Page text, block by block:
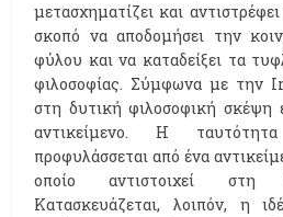
μετασχηματίζει και
σκοπό να αποδομήσει την
φύλου και να καταδείξει τα
φιλοσοφίας. Σύμφωνα με την
στη δυτική φιλοσοφική σκέψη
αντικείμενο. Η
προφυλάσσεται από ένα
οποίο αντιστοιχεί στη
Κατασκευάζεται, λοιπόν, η